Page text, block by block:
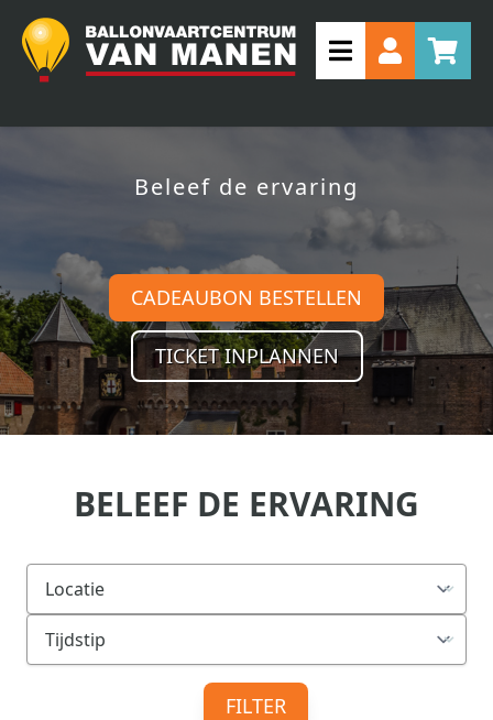
Beleef de ervaring
CADEAUBON BESTELLEN
TICKET INPLANNEN
BELEEF DE ERVARING
FILTER